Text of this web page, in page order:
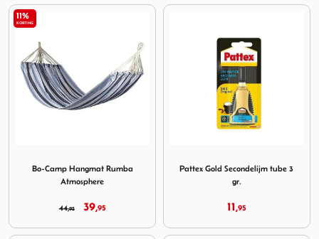
11%
KORTING
Bo-Camp Hangmat Rumba
Atmosphere
44,95 39,95
Pattex Gold Secondelijm tube 3
gr.
11,95